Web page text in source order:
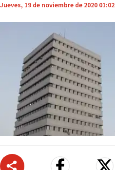
Jueves, 19 de noviembre de 2020 01:02